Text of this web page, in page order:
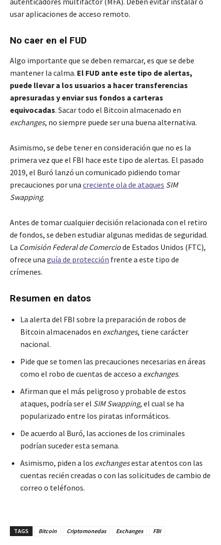
usar aplicaciones de acceso remoto.
No caer en el FUD
Algo importante que se deben remarcar, es que se debe
mantener la calma. El FUD ante este tipo de alertas,
puede llevar a los usuarios a hacer transferencias
apresuradas y enviar sus fondos a carteras
equivocadas. Sacar todo el Bitcoin almacenado en
exchanges, no siempre puede ser una buena alternativa.
Asimismo, se debe tener en consideración que no es la
primera vez que el FBI hace este tipo de alertas. El pasado
2019, el Buró lanzó un comunicado pidiendo tomar
precauciones por una creciente ola de ataques SIM
Swapping.
Antes de tomar cualquier decisión relacionada con el retiro
de fondos, se deben estudiar algunas medidas de seguridad.
La Comisión Federal de Comerciode Estados Unidos (FTC),
ofrece una guía de protección frente a este tipo de
crímenes.
Resumen en datos
La alerta del FBI sobre la preparación de robos de
Bitcoin almacenados en exchanges, tiene carácter
nacional.
Pide que se tomen las precauciones necesarias en áreas
como el robo de cuentas de acceso a exchanges.
Afirman que el más peligroso y probable de estos
ataques, podría ser el SIM Swapping, el cual se ha
popularizado entre los piratas informáticos.
De acuerdo al Buró, las acciones de los criminales
podrían suceder esta semana.
Asimismo, piden a los exchangesestar atentos con las
cuentas recién creadas o con las solicitudes de cambio de
correo o teléfonos.
TAGS Bitcoin Criptomonedas Exchanges FBI